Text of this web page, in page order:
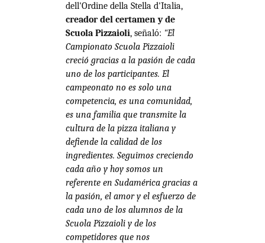
dell'Ordine della Stella d'Italia,
creador del certamen y de
Scuola Pizzaioli, señaló: "El
Campionato Scuola Pizzaioli
creció gracias a la pasión de cada
uno de los participantes. El
campeonato no es solo una
competencia, es una comunidad,
es una familia que transmite la
cultura de la pizza italiana y
defiende la calidad de los
ingredientes. Seguimos creciendo
cada año y hoy somos un
referente en Sudamérica gracias a
la pasión, el amor y el esfuerzo de
cada uno de los alumnos de la
Scuola Pizzaioli y de los
competidores que nos